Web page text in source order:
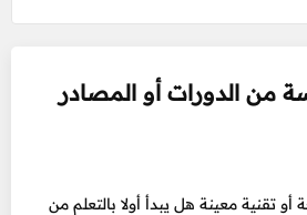
من الدورات أو المصادر
تقنية معينة هل يبدأ أولا بالتعلم من